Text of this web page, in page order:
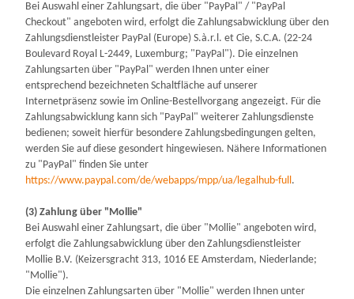
Bei Auswahl einer Zahlungsart, die über "PayPal" / "PayPal
Checkout" angeboten wird, erfolgt die Zahlungsabwicklung über den
Zahlungsdienstleister PayPal (Europe) S.à.r.l. et Cie, S.C.A. (22-24
Boulevard Royal L-2449, Luxemburg; "PayPal"). Die einzelnen
Zahlungsarten über "PayPal" werden Ihnen unter einer
entsprechend bezeichneten Schaltfläche auf unserer
Internetpräsenz sowie im Online-Bestellvorgang angezeigt. Für die
Zahlungsabwicklung kann sich "PayPal" weiterer Zahlungsdienste
bedienen; soweit hierfür besondere Zahlungsbedingungen gelten,
werden Sie auf diese gesondert hingewiesen. Nähere Informationen
zu "PayPal" finden Sie unter
https://www.paypal.com/de/webapps/mpp/ua/legalhub-full.
(3) Zahlung über "Mollie"
Bei Auswahl einer Zahlungsart, die über "Mollie" angeboten wird,
erfolgt die Zahlungsabwicklung über den Zahlungsdienstleister
Mollie B.V. (Keizersgracht 313, 1016 EE Amsterdam, Niederlande;
"Mollie").
Die einzelnen Zahlungsarten über "Mollie" werden Ihnen unter